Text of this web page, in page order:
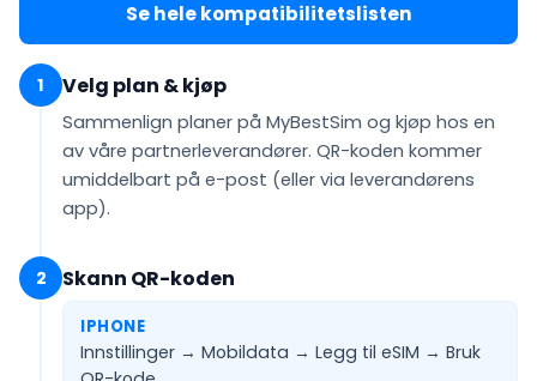
Se hele kompatibilitetslisten
1 Velg plan & kjøp
Sammenlign planer på MyBestSim og kjøp hos en
av våre partnerleverandører. QR-koden kommer
umiddelbart på e-post (eller via leverandørens
app).
2 Skann QR-koden
IPHONE
Innstillinger → Mobildata → Legg til eSIM → Bruk